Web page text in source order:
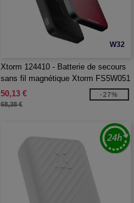
W32
Xtorm 124410 - Batterie de secours
sans fil magnétique Xtorm FS5W051
de 5 W et 5 000 mAh
50,13 €
68,38 €
-27%